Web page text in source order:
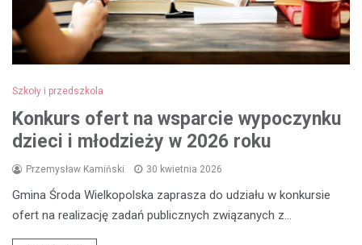
Szkoły i przedszkola
Konkurs ofert na wsparcie wypoczynku
dzieci i młodzieży w 2026 roku
Przemysław Kamiński 30 kwietnia 2026
Gmina Środa Wielkopolska zaprasza do udziału w konkursie
ofert na realizację zadań publicznych związanych z…